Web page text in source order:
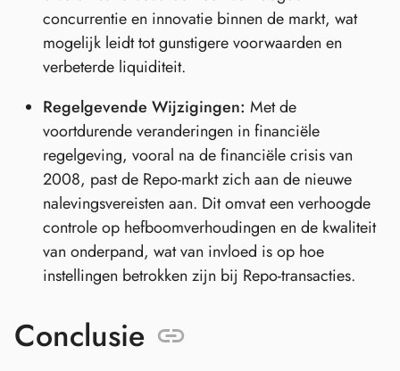
concurrentie en innovatie binnen de markt, wat
mogelijk leidt tot gunstigere voorwaarden en
verbeterde liquiditeit.
Regelgevende Wijzigingen: Met de
voortdurende veranderingen in financiële
regelgeving, vooral na de financiële crisis van
2008, past de Repo-markt zich aan de nieuwe
nalevingsvereisten aan. Dit omvat een verhoogde
controle op hefboomverhoudingen en de kwaliteit
van onderpand, wat van invloed is op hoe
instellingen betrokken zijn bij Repo-transacties.
Conclusie